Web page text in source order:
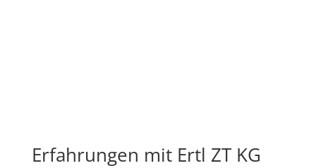
Erfahrungen mit Ertl ZT KG